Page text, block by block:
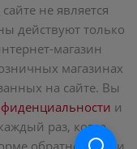
не является
действуют только
магазин
магазинах
на сайте. Вы
и
раз, когда
обратной связи